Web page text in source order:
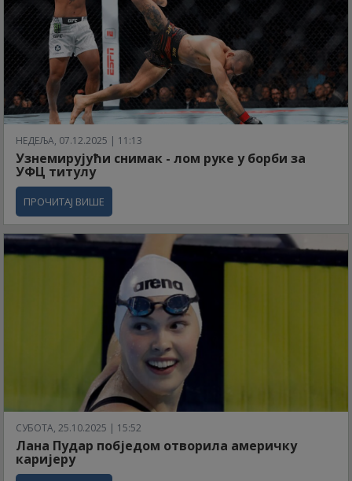
НЕДЕЉА, 07.12.2025 | 11:13
Узнемирујући снимак - лом руке у борби за
УФЦ титулу
ПРОЧИТАЈ ВИШЕ
СУБОТА, 25.10.2025 | 15:52
Лана Пудар побједом отворила америчку
каријеру